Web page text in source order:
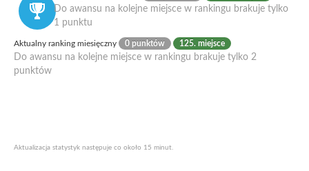
Do awansu na kolejne miejsce w rankingu brakuje tylko
1 punktu
Aktualny ranking miesięczny 0 punktów 125. miejsce
Do awansu na kolejne miejsce w rankingu brakuje tylko 2
punktów
Aktualizacja statystyk następuje co około 15 minut.